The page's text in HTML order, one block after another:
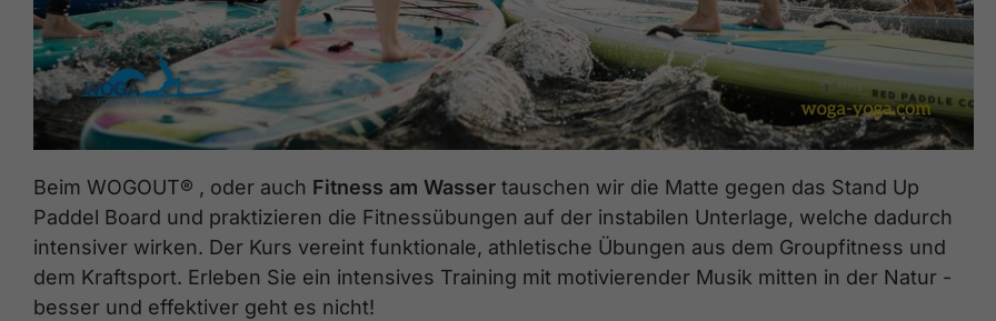
Beim WOGOUT® , oder auch Fitness am Wasser tauschen wir die Matte gegen das Stand Up
Paddel Board und praktizieren die Fitnessübungen auf der instabilen Unterlage, welche dadurch
intensiver wirken. Der Kurs vereint funktionale, athletische Übungen aus dem Groupfitness und
dem Kraftsport. Erleben Sie ein intensives Training mit motivierender Musik mitten in der Natur -
besser und effektiver geht es nicht!